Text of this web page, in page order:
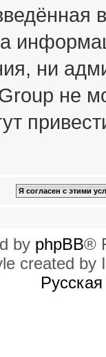
ни
не
by phpBB®
created by